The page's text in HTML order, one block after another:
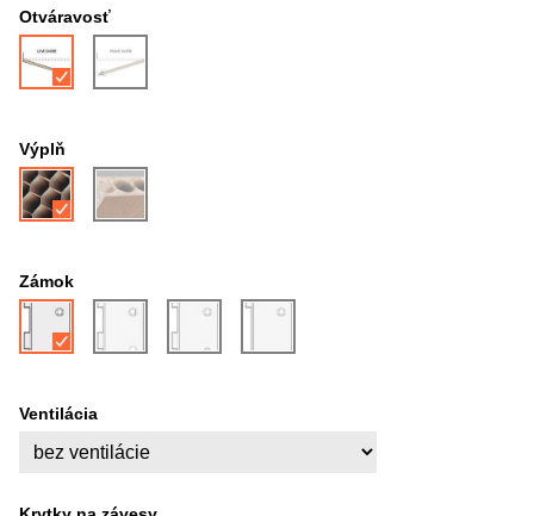
Otváravosť
Výplň
Zámok
Ventilácia